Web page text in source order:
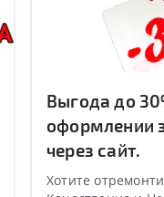
Выгода до
оформлении
через сайт.
Хотите